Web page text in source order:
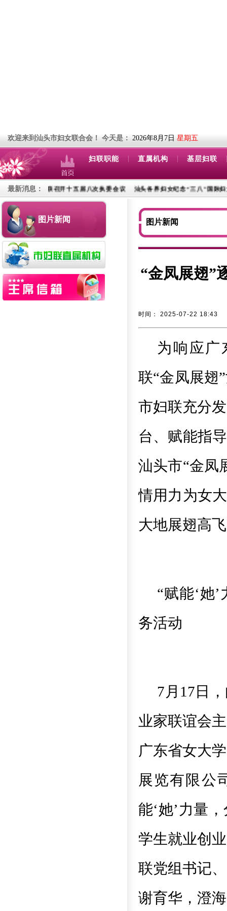
欢迎来到汕头市妇女联合会！ 今天是： 2026年8月7日 星期五
妇联职能 直属机构 基层妇联
最新消息：
开十五届八次执委会议 汕头各界妇女纪念“三八”国际妇女节115周年大会
图片新闻 图片新闻
“金凤展翅”
时间： 2025-07-22 18:43
为响应广
联“金凤展翅
市妇联充分
台、赋能指
汕头市“金凤
情用力为女
大地展翅高
“赋能‘她
务活动
7 月 17 日 ，
业家联谊会
广东省女大
展览有限公
能‘她’力量
学生就业创
联党组书记
谢育华， 澄